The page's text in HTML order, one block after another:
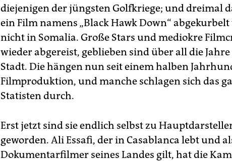
diejenigen der jüngsten Golfkriege; und dreimal
ein Film namens „Black Hawk Down“
nicht in Somalia. Große Stars und mediokre
wieder abgereist, geblieben sind über all die
Stadt. Die hängen nun seit einem halben
Filmproduktion, und manche schlagen sich das
Statisten durch.
Erst jetzt sind sie endlich selbst zu
geworden. Ali Essafi, der in Casablanca lebt und
Dokumentarfilmer seines Landes gilt, hat die